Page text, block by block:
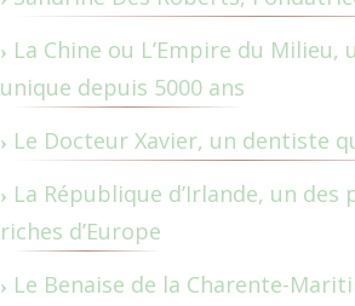
La Chine ou L’Empire du Milieu,
unique depuis 5000 ans
Le Docteur Xavier, un dentiste
La République d’Irlande, un des
riches d’Europe
Le Benaise de la Charente-